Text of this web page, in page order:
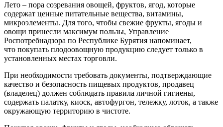
Лето – пора созревания овощей, фруктов, ягод, которые
содержат ценные питательные вещества, витамины,
микроэлементы. Для того, чтобы свежие фрукты, ягоды и
овощи принесли максимум пользы, Управление
Роспотребнадзора по Республике Бурятия напоминает,
что покупать плодоовощную продукцию следует только в
установленных местах торговли.
При необходимости требовать документы, подтверждающие
качество и безопасность пищевых продуктов, продавец
(владелец) должен соблюдать правила личной гигиены,
содержать палатку, киоск, автофургон, тележку, лоток, а также
окружающую территорию в чистоте.